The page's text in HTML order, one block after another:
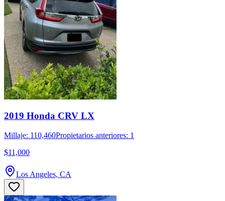
2019 Honda CRV LX
Millaje: 110,460Propietarios anteriores: 1
$11,000
Los Angeles, CA